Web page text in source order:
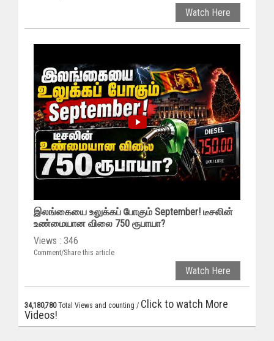
Watch Here
இலங்கையை உலுக்கப் போகும் September! டீசலின்
உண்மையான விலை 750 ரூபாயா?
Views : 346
Comment/Share this article
Watch Here
34,180,780Total Views and counting / Click to watch More
Videos!